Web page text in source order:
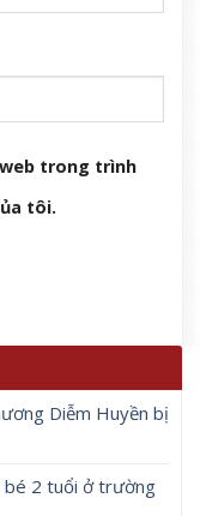
trong trình
tôi.
Diễm Huyền bị
bé 2 tuổi ở trường